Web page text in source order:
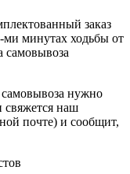
заказ
ми минутах ходьбы от
самовывоза
нужно
свяжется наш
почте) и сообщит,